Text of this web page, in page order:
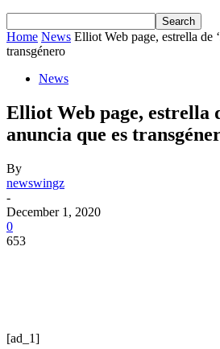
Home News Elliot Web page, estrella de
transgénero
News
Elliot Web page, estrella
anuncia que es
By
newswingz
-
December 1, 2020
0
653
[ad_1]